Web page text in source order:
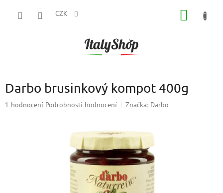
CZK
Darbo brusinkový kompot 400g
Průměrné
1 hodnocení Podrobnosti hodnocení Značka: Darbo